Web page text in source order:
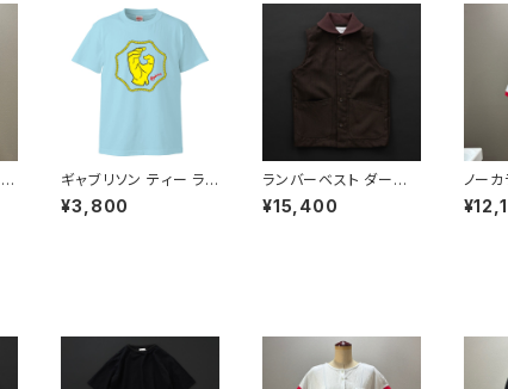
ギャブリソン ティー ライ
トブルー
¥3,800
ランバーベスト ダーク
ブラウン
¥15,400
ノー
半袖